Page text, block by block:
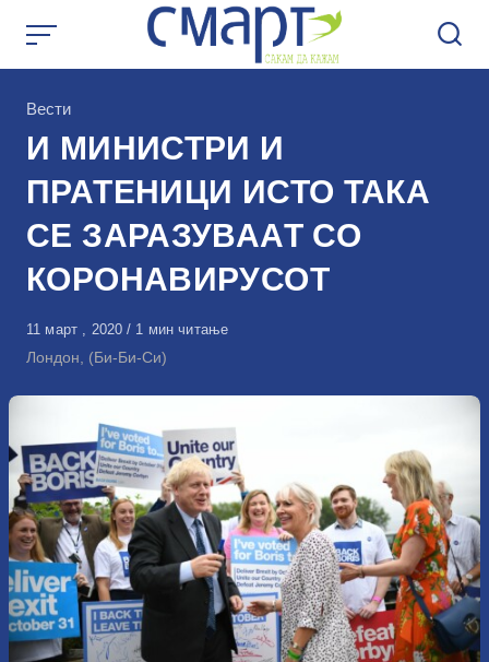
КАтегорија
Вести
И МИНИСТРИ И
ПРАТЕНИЦИ ИСТО ТАКА
СЕ ЗАРАЗУВААТ СО
КОРОНАВИРУСОТ
Објавено
на
11 март , 2020 1 мин читање
Лондон, (Би-Би-Си)